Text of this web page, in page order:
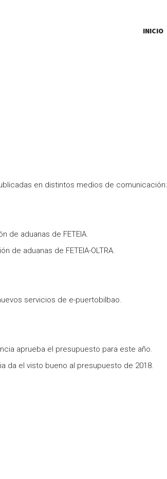
INICIO
en distintos medios de comunicación:
de aduanas de FETEIA.
de aduanas de FETEIA-OLTRA.
servicios de e-puertobilbao.
aprueba el presupuesto para este año.
da el visto bueno al presupuesto de 2018.